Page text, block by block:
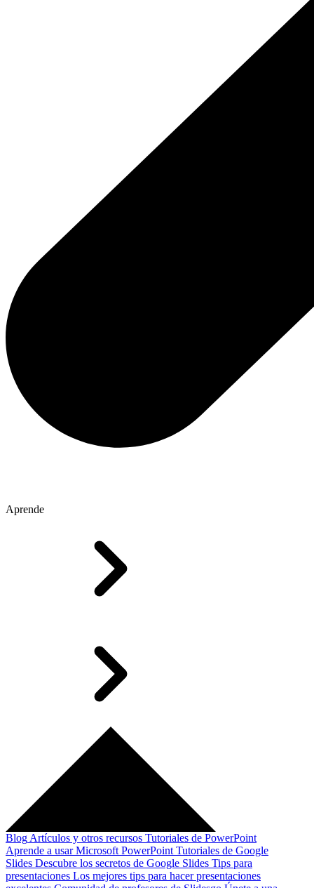
Aprende
Blog Artículos y otros recursos Tutoriales de PowerPoint
Aprende a usar Microsoft PowerPoint Tutoriales de Google
Slides Descubre los secretos de Google Slides Tips para
presentaciones Los mejores tips para hacer presentaciones